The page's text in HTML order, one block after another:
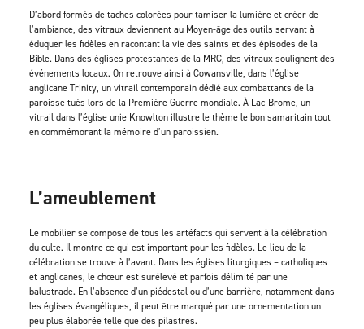
D’abord formés de taches colorées pour tamiser la lumière et créer de
l’ambiance, des vitraux deviennent au Moyen-âge des outils servant à
éduquer les fidèles en racontant la vie des saints et des épisodes de la
Bible. Dans des églises protestantes de la MRC, des vitraux soulignent des
événements locaux. On retrouve ainsi à Cowansville, dans l’église
anglicane Trinity, un vitrail contemporain dédié aux combattants de la
paroisse tués lors de la Première Guerre mondiale. À Lac-Brome, un
vitrail dans l’église unie Knowlton illustre le thème le bon samaritain tout
en commémorant la mémoire d’un paroissien.
L’ameublement
Le mobilier se compose de tous les artéfacts qui servent à la célébration
du culte. Il montre ce qui est important pour les fidèles. Le lieu de la
célébration se trouve à l’avant. Dans les églises liturgiques – catholiques
et anglicanes, le chœur est surélevé et parfois délimité par une
balustrade. En l’absence d’un piédestal ou d’une barrière, notamment dans
les églises évangéliques, il peut être marqué par une ornementation un
peu plus élaborée telle que des pilastres.